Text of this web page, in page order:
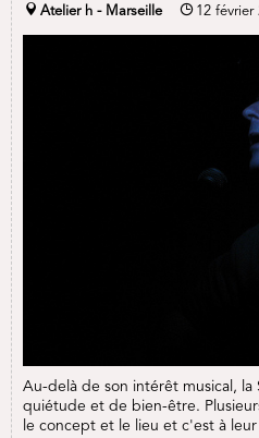
Atelier h - Marseille 12 février
Au-delà de son intérêt musical, la
quiétude et de bien-être.
le concept et le lieu et c'est à